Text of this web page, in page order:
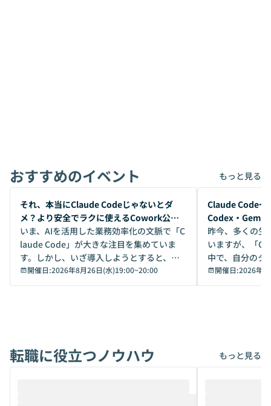
おすすめのイベント もっと見る
開催前
それ、本当にClaude Codeじゃないとダ
メ？より安全でラクに使えるCowork公開
デモ
いま、AIを活用した業務効率化の文脈で「C
laude Code」が大きな注目を集めていま
す。しかし、いざ導入しようとすると、セ
キュリティ面の懸念や権限管理のハードル
から、気軽に使えないケースも多いのでは
けでなく、想像以上の範囲まで自動化でき
ることは、まだあまり知られていません。
開催日:2026年8月26日(水)19:00~20:00
開催前
Claude Code一
Codex・
昨今、多くの生
いますが、「
中で、自分のタ
いいのか」を自
か？ 「なんとなく誰かが良いと言っていた
は、評判では
ているAIを選ぶこ
開催日:2026年8
転職に役立つノウハウ もっと見る